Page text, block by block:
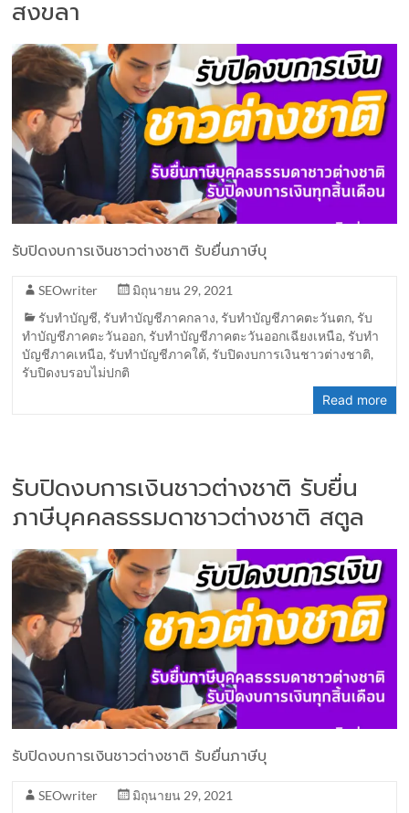
สงขลา
รับปิดงบการเงินชาวต่างชาติ รับยื่นภาษีบุ
SEOwriter
มิถุนายน 29, 2021
รับทำบัญชี, รับทำบัญชีภาคกลาง, รับทำบัญชีภาคตะวันตก, รับ
ทำบัญชีภาคตะวันออก, รับทำบัญชีภาคตะวันออกเฉียงเหนือ, รับทำ
บัญชีภาคเหนือ, รับทำบัญชีภาคใต้, รับปิดงบการเงินชาวต่างชาติ,
รับปิดงบรอบไม่ปกติ
Read more
รับปิดงบการเงินชาวต่างชาติ รับยื่น
ภาษีบุคคลธรรมดาชาวต่างชาติ สตูล
รับปิดงบการเงินชาวต่างชาติ รับยื่นภาษีบุ
SEOwriter
มิถุนายน 29, 2021